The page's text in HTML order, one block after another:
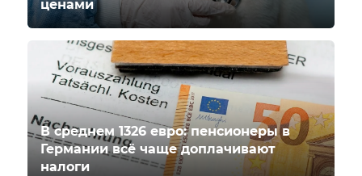
ценами
В среднем 1326 евро: пенсионеры в
Германии всё чаще доплачивают
налоги